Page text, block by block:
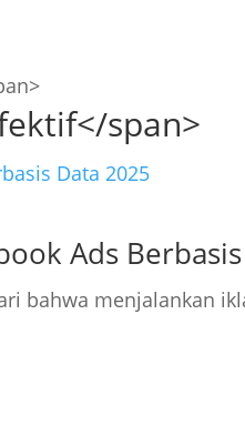
span>
Ads
bahwa menjalankan